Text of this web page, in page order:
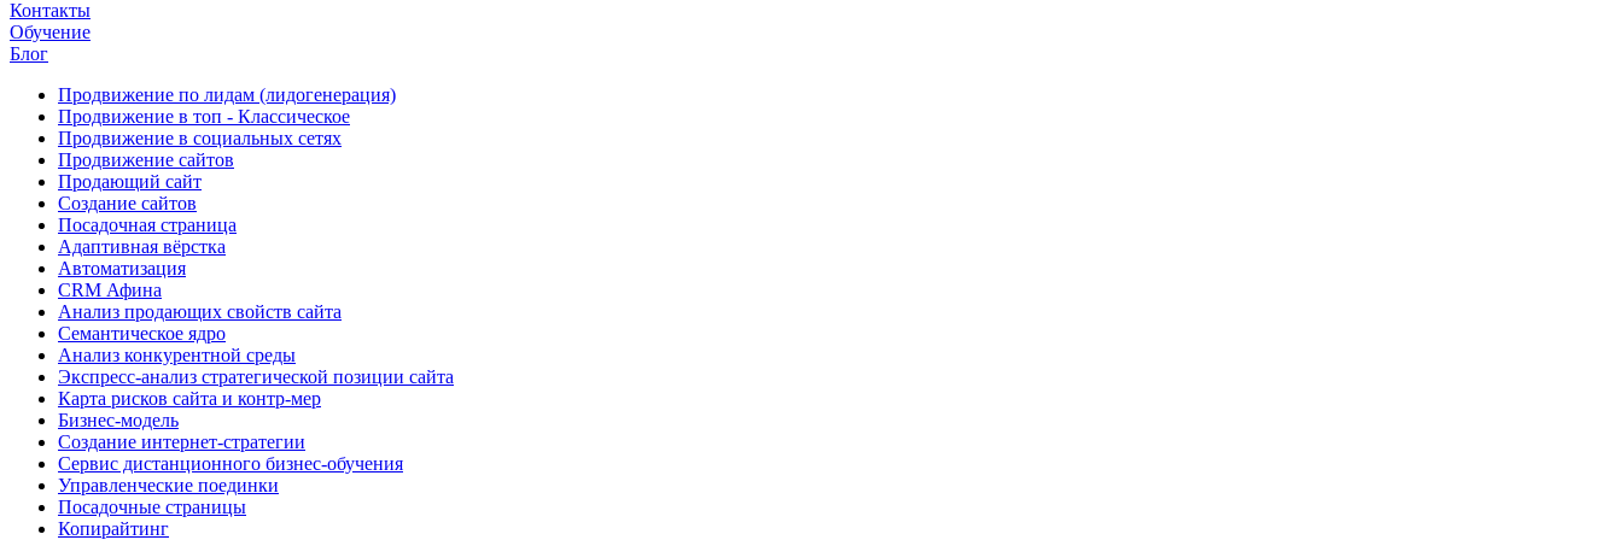
Контакты
Обучение
Блог
Продвижение по лидам (лидогенерация)
Продвижение в топ - Классическое
Продвижение в социальных сетях
Продвижение сайтов
Продающий сайт
Создание сайтов
Посадочная страница
Адаптивная вёрстка
Автоматизация
CRM Афина
Анализ продающих свойств сайта
Семантическое ядро
Анализ конкурентной среды
Экспресс-анализ стратегической позиции сайта
Карта рисков сайта и контр-мер
Бизнес-модель
Создание интернет-стратегии
Сервис дистанционного бизнес-обучения
Управленческие поединки
Посадочные страницы
Копирайтинг